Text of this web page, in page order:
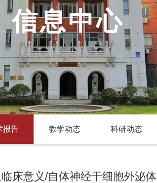
信息中心
报告 教学动态 科研动态
意义/自体神经干细胞外泌